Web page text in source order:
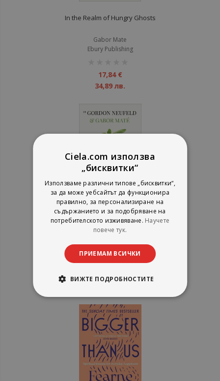
In the Realm of Hungry Ghosts
Gabor Mate
Ebury Publishing
17,84 €
34,89 лв.
Hold on to Your Kids - Why Parents
Need to Matter More Than Peers
Ebury Publishing
17,84 €
Ciela.com използва
„бисквитки“
Използваме различни типове „бисквитки“,
за да може уебсайтът да функционира
правилно, за персонализиране на
съдържанието и за подобряване на
потребителското изживяване. Научете
повече тук.
ПРИЕМАМ ВСИЧКИ
ВИЖТЕ ПОДРОБНОСТИТЕ